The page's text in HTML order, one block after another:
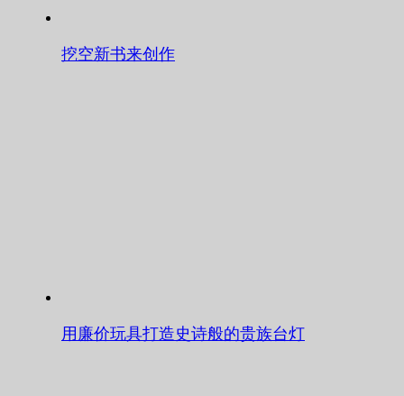
挖空新书来创作
用廉价玩具打造史诗般的贵族台灯